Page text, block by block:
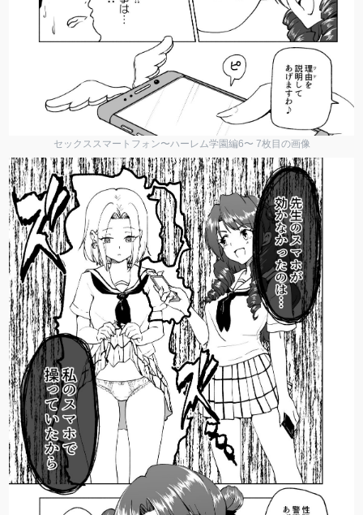
セックススマートフォン〜ハーレム学園編6〜 7枚目の画像